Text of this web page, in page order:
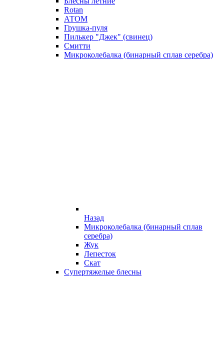
Rotan
АТОМ
Грушка-пуля
Пилькер "Джек" (свинец)
Смитти
Микроколебалка (бинарный сплав серебра)
Назад
Микроколебалка (бинарный сплав
серебра)
Жук
Лепесток
Скат
Супертяжелые блесны